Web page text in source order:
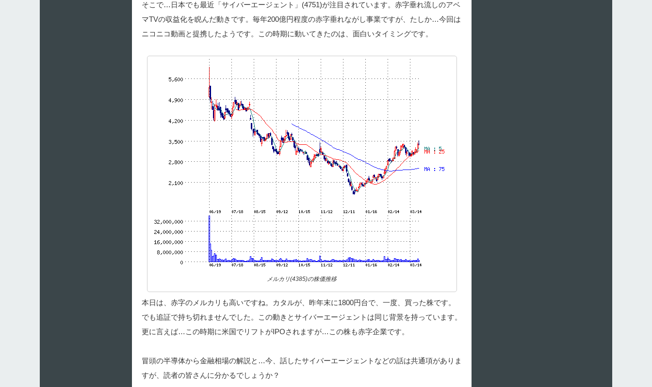
そこで…日本でも最近「サイバーエージェント」(4751)が注目されています。赤字垂れ流しのアベ
マTVの収益化を睨んだ動きです。毎年200億円程度の赤字垂れながし事業ですが、たしか…今回は
ニコニコ動画と提携したようです。この時期に動いてきたのは、面白いタイミングです。
メルカリ(4385)の株価推移
本日は、赤字のメルカリも高いですね。カタルが、昨年末に1800円台で、一度、買った株です。
でも追証で持ち切れませんでした。この動きとサイバーエージェントは同じ背景を持っています。
更に言えば…この時期に米国でリフトがIPOされますが…この株も赤字企業です。
冒頭の半導体から金融相場の解説と…今、話したサイバーエージェントなどの話は共通項がありま
すが、読者の皆さんに分かるでしょうか？